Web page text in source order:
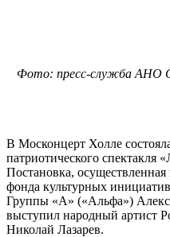
Фото: пресс-служба АНО
В Москонцерт Холле
патриотического спектакля
Постановка,
фонда культурных
Группы «А» («Альфа»)
выступил народный артист
Николай Лазарев.